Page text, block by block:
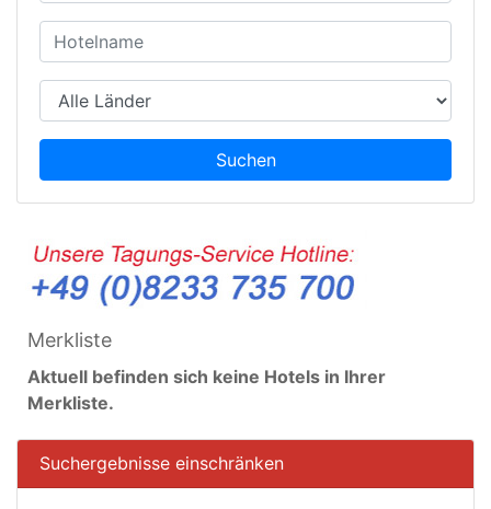
Suchen
Merkliste
Aktuell befinden sich keine Hotels in Ihrer
Merkliste.
Suchergebnisse einschränken